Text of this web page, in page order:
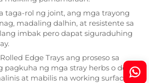
taga-rol ng joint, ang mga trayong
madaling dalhin, at resistente sa
imbak pero dapat siguraduhing
Edge Trays ang proseso sa
ng mga stray herbs o debris,
at mabilis na working surface na